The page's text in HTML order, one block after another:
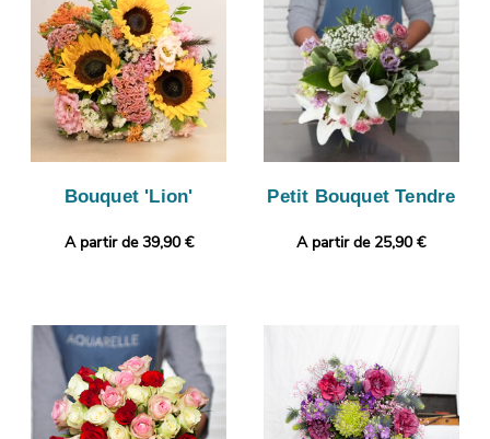
Bouquet 'Lion'
A partir de 39,90 €
Petit Bouquet Tendre
A partir de 25,90 €